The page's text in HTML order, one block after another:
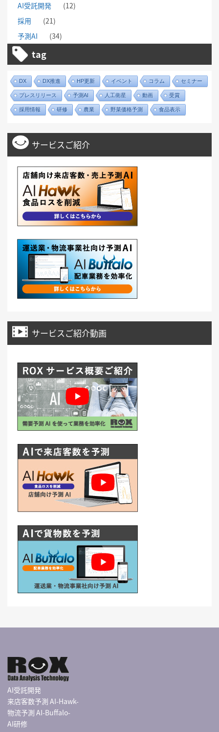
AI受託開発
(12)
採用
(21)
予測AI
(34)
tag
DX DX推進 HP更新 イベント コラム セミナー
プレスリリース 予測AI 人工衛星 動画 受賞
採用情報 研修 農業 野菜価格予測 食品表示
サービスご紹介
サービスご紹介動画
AI受託開発
来店客数予測 AI-Hawk-
物流予測 AI-Buffalo-
AI研修